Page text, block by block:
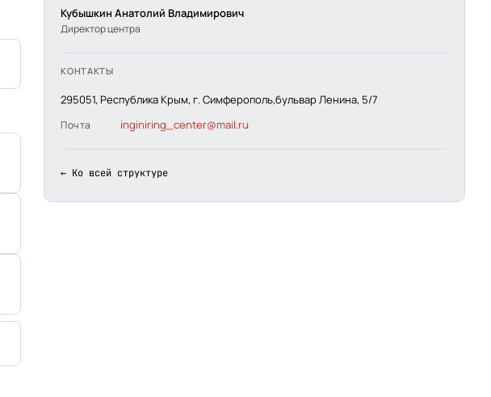
Кубышкин Анатолий Владимирович
Директор центра
КОНТАКТЫ
295051, Республика Крым, г. Симферополь,бульвар Ленина, 5/7
Почта inginiring_center@mail.ru
← Ко всей структуре